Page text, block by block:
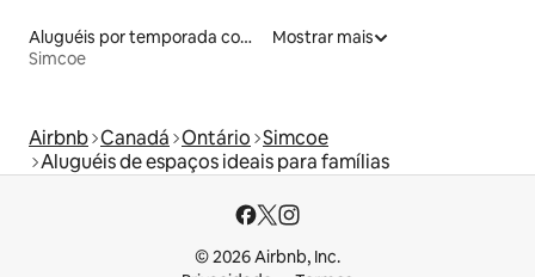
Aluguéis por temporada com acesso ao lago
Simcoe
Mostrar mais
Airbnb Canadá Ontário Simcoe
Aluguéis de espaços ideais para famílias
© 2026 Airbnb, Inc.